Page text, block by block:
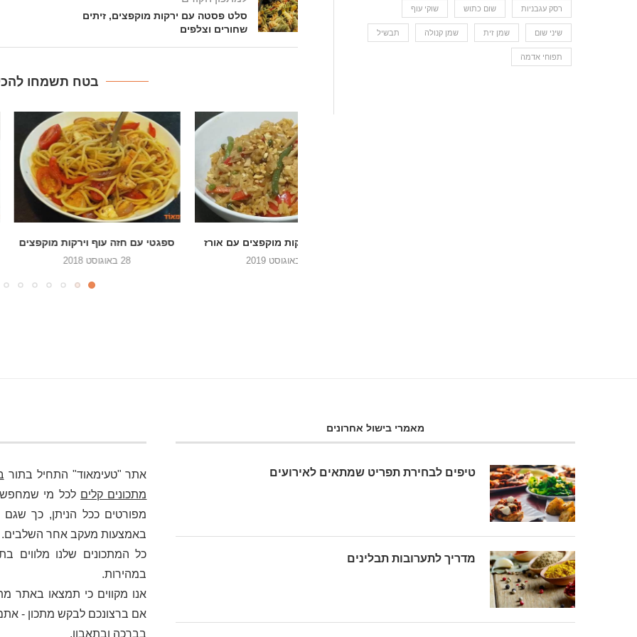
סלט פסטה עם ירקות מוקפצים, זיתים
שחורים וצלפים
בטח תשמחו
ספגטי עם חזה עוף וירקות מוקפצים
28 באוגוסט 2018
עוף בצ'ילי מתוק
רסק עגבניות שום כתוש שוקי עוף
שיני שום שמן זית שמן קנולה תבשיל
תפוחי אדמה
מאמרי בישול אחרונים